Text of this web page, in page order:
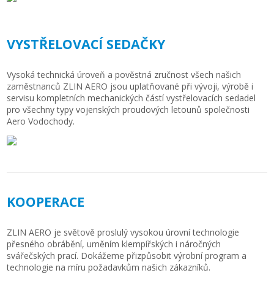
VYSTŘELOVACÍ SEDAČKY
Vysoká technická úroveň a pověstná zručnost všech našich
zaměstnanců ZLIN AERO jsou uplatňované při vývoji, výrobě i
servisu kompletních mechanických částí vystřelovacích sedadel
pro všechny typy vojenských proudových letounů společnosti
Aero Vodochody.
KOOPERACE
ZLIN AERO je světově proslulý vysokou úrovní technologie
přesného obrábění, uměním klempířských i náročných
svářečských prací. Dokážeme přizpůsobit výrobní program a
technologie na míru požadavkům našich zákazníků.